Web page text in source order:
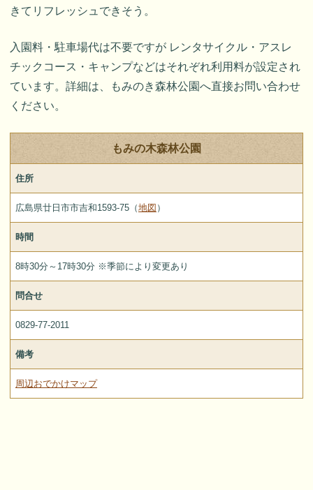
きてリフレッシュできそう。
入園料・駐車場代は不要ですが レンタサイクル・アスレ
チックコース・キャンプなどはそれぞれ利用料が設定され
ています。詳細は、もみのき森林公園へ直接お問い合わせ
ください。
もみの木森林公園
住所
広島県廿日市市吉和1593-75（地図 ）
時間
8時30分～17時30分 ※季節により変更あり
問合せ
0829-77-2011
備考
周辺おでかけマップ